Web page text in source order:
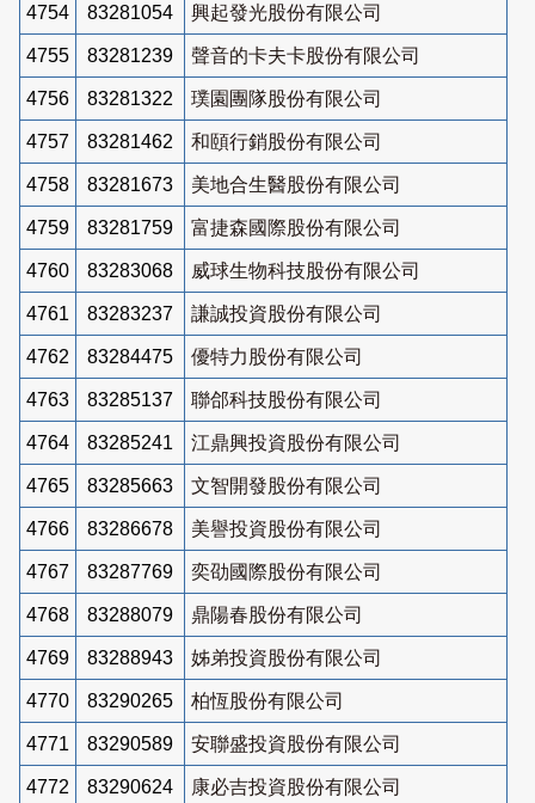
4754 83281054 興起發光股份有限公司
4755 83281239 聲音的卡夫卡股份有限公司
4756 83281322 璞園團隊股份有限公司
4757 83281462 和頤行銷股份有限公司
4758 83281673 美地合生醫股份有限公司
4759 83281759 富捷森國際股份有限公司
4760 83283068 威球生物科技股份有限公司
4761 83283237 謙誠投資股份有限公司
4762 83284475 優特力股份有限公司
4763 83285137 聯郃科技股份有限公司
4764 83285241 江鼎興投資股份有限公司
4765 83285663 文智開發股份有限公司
4766 83286678 美譽投資股份有限公司
4767 83287769 奕劭國際股份有限公司
4768 83288079 鼎陽春股份有限公司
4769 83288943 姊弟投資股份有限公司
4770 83290265 柏恆股份有限公司
4771 83290589 安聯盛投資股份有限公司
4772 83290624 康必吉投資股份有限公司